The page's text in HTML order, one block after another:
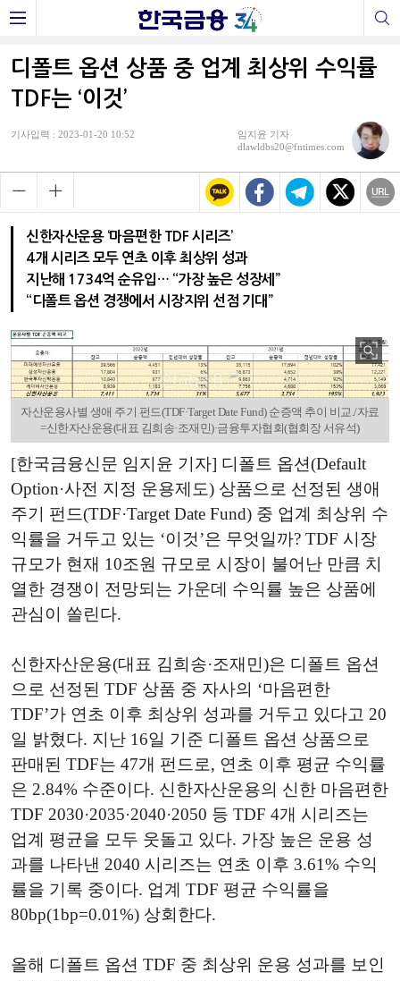
디폴트 옵션 상품 중 업계 최상위 수익률
TDF는 ‘이것’
기사입력 : 2023-01-20 10:52
임지윤 기자
dlawldbs20@fntimes.com
신한자산운용 ‘마음편한 TDF 시리즈’
4개 시리즈 모두 연초 이후 최상위 성과
지난해 1734억 순유입… “가장 높은 성장세”
“디폴트 옵션 경쟁에서 시장지위 선점 기대”
자산운용사별 생애 주기 펀드(TDF·Target Date Fund) 순증액 추이 비교./자료
=신한자산운용(대표 김희송·조재민)·금융투자협회(협회장 서유석)
[한국금융신문 임지윤 기자] 디폴트 옵션(Default
Option·사전 지정 운용제도) 상품으로 선정된 생애
주기 펀드(TDF·Target Date Fund) 중 업계 최상위 수
익률을 거두고 있는 ‘이것’은 무엇일까? TDF 시장
규모가 현재 10조원 규모로 시장이 불어난 만큼 치
열한 경쟁이 전망되는 가운데 수익률 높은 상품에
관심이 쏠린다.
신한자산운용(대표 김희송·조재민)은 디폴트 옵션
으로 선정된 TDF 상품 중 자사의 ‘마음편한
TDF’가 연초 이후 최상위 성과를 거두고 있다고 20
일 밝혔다. 지난 16일 기준 디폴트 옵션 상품으로
판매된 TDF는 47개 펀드로, 연초 이후 평균 수익률
은 2.84% 수준이다. 신한자산운용의 신한 마음편한
TDF 2030·2035·2040·2050 등 TDF 4개 시리즈는
업계 평균을 모두 웃돌고 있다. 가장 높은 운용 성
과를 나타낸 2040 시리즈는 연초 이후 3.61% 수익
률을 기록 중이다. 업계 TDF 평균 수익률을
80bp(1bp=0.01%) 상회한다.
올해 디폴트 옵션 TDF 중 최상위 운용 성과를 보인